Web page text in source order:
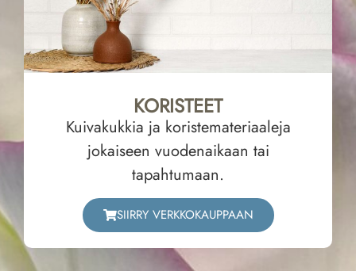
KORISTEET
Kuivakukkia ja koristemateriaaleja
jokaiseen vuodenaikaan tai
tapahtumaan.
SIIRRY VERKKOKAUPPAAN